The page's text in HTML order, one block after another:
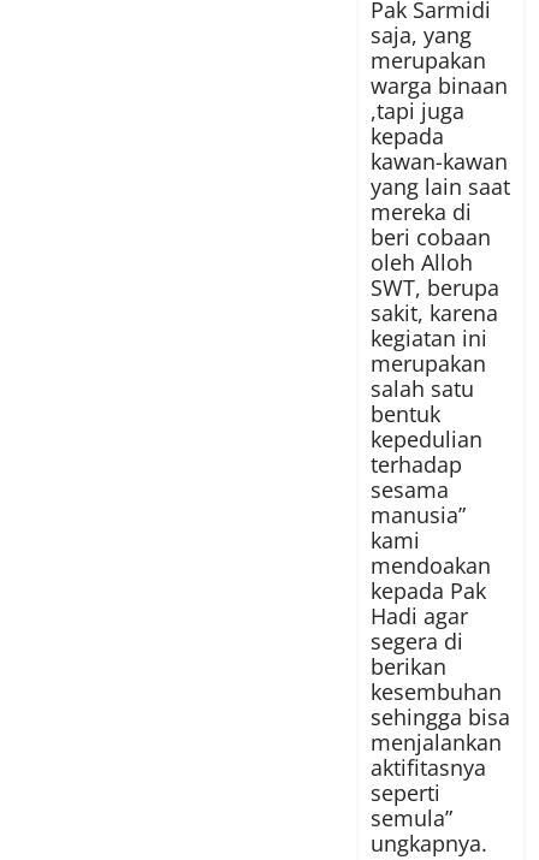
Pak Sarmidi
saja, yang
merupakan
warga binaan
,tapi juga
kepada
kawan-kawan
yang lain saat
mereka di
beri cobaan
oleh Alloh
SWT, berupa
sakit, karena
kegiatan ini
merupakan
salah satu
bentuk
kepedulian
terhadap
sesama
manusia”
kami
mendoakan
kepada Pak
Hadi agar
segera di
berikan
kesembuhan
sehingga bisa
menjalankan
aktifitasnya
seperti
semula”
ungkapnya.